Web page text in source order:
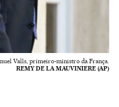
Valls, primeiro-ministro da França.
REMY DE LA MAUVINIERE (AP)